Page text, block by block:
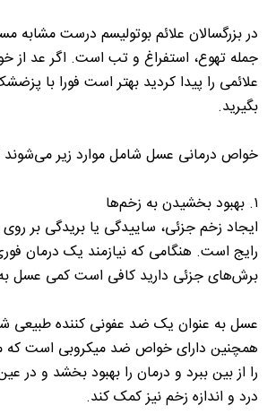
در بزرگسالان علائم بوتولیسم درست مشابه
جمله تهوع، استفراغ و تب است. اگر عد از
علائمی را پیدا کردید بهتر است فورا با
بگیرید.
خواص درمانی عسل شامل موارد زیر می‌شوند
۱. بهبود بخشیدن به زخم‌ها
ایجاد زخم جزئی، ساییدگی یا بریدگی بر
رایج است. هنگامی که نیازمند یک درمان
برش‌های جزئی دارید کافی است کمی عسل به
عسل به عنوان یک ضد عفونی کننده طبیعی
همچنین دارای خواص ضد میکروبی است
را از بین ببرد و درمان را بهبود بخشد و در
درد و اندازه زخم نیز کمک کند.